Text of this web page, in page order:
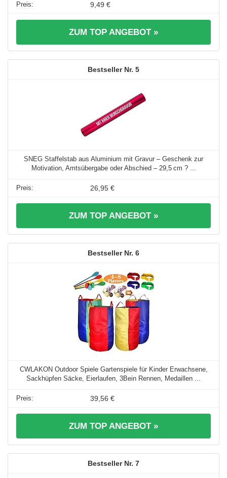
9,49 €
ZUM TOP ANGEBOT »
5
SNEG Staffelstab aus Aluminium mit Gravur – Geschenk zur
Motivation, Amtsübergabe oder Abschied – 29,5 cm ? ...
26,95 €
ZUM TOP ANGEBOT »
6
CWLAKON Outdoor Spiele Gartenspiele für Kinder Erwachsene,
Sackhüpfen Säcke, Eierlaufen, 3Bein Rennen, Medaillen ...
39,56 €
ZUM TOP ANGEBOT »
7